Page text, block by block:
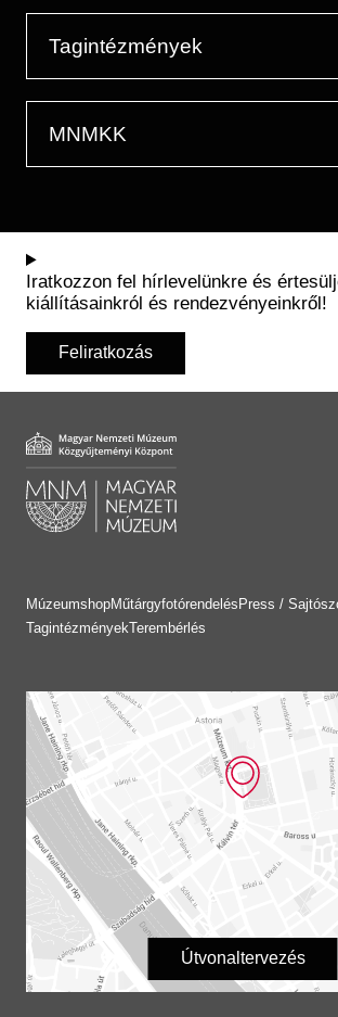
Tagintézmények
MNMKK
Iratkozzon fel hírlevelünkre és
kiállításainkról és rendezvényeinkről!
Feliratkozás
MúzeumshopMűtárgyfotórendelés Press /
TagintézményekTerembérlés
Útvonaltervezés